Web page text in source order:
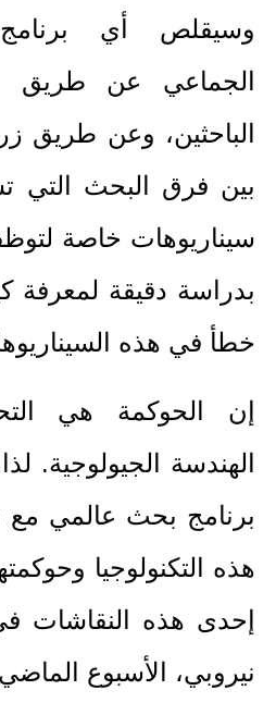
وسيقلص أي برنامج
الجماعي عن طريق
الباحثين، وعن طريق
بين فرق البحث التي
سيناريوهات خاصة
بدراسة دقيقة
خطأ في هذه
إن الحوكمة هي
الهندسة الجيولوجية.
برنامج بحث عالمي
هذه التكنولوجيا
إحدى هذه
نيروبي، الأسبوع